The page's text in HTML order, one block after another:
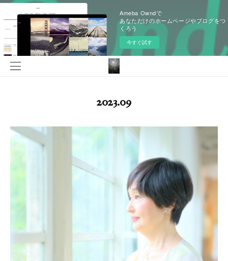
Ameba Owndで
あなただけのホームページやブログをつ
くろう
今すぐ試す
2023.09